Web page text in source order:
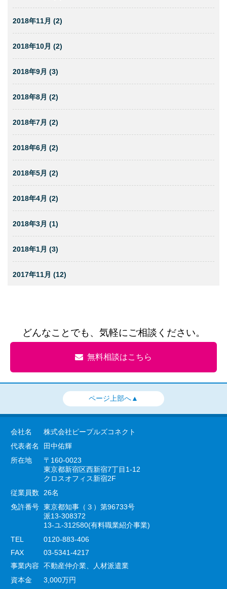
2018年11月 (2)
2018年10月 (2)
2018年9月 (3)
2018年8月 (2)
2018年7月 (2)
2018年6月 (2)
2018年5月 (2)
2018年4月 (2)
2018年3月 (1)
2018年1月 (3)
2017年11月 (12)
どんなことでも、気軽にご相談ください。
無料相談はこちら
ページ上部へ▲
会社名
株式会社ピープルズコネクト
代表者名
田中佑輝
所在地
〒160-0023
東京都新宿区西新宿7丁目1-12
クロスオフィス新宿2F
従業員数
26名
免許番号 東京都知事（３）第96733号
派13-308372
13-ユ-312580(有料職業紹介事業)
TEL
0120-883-406
FAX
03-5341-4217
事業内容
不動産仲介業、人材派遣業
資本金
3,000万円